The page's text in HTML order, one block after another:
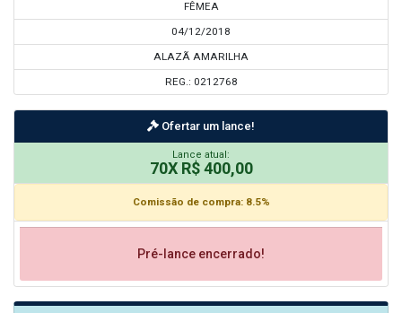
FÊMEA
04/12/2018
ALAZÃ AMARILHA
REG.: 0212768
Ofertar um lance!
Lance atual:
70X R$ 400,00
Comissão de compra: 8.5%
Pré-lance encerrado!